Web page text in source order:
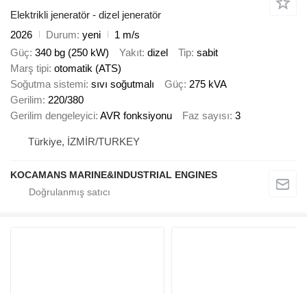
Elektrikli jeneratör - dizel jeneratör
2026
Durum yeni
1 m/s
Güç 340 bg (250 kW) Yakıt dizel Tip sabit
Marş tipi otomatik (ATS)
Soğutma sistemi sıvı soğutmalı Güç 275 kVA
Gerilim 220/380
Gerilim dengeleyici AVR fonksiyonu Faz sayısı 3
Türkiye, İZMİR/TURKEY
KOCAMANS MARINE&INDUSTRIAL ENGINES